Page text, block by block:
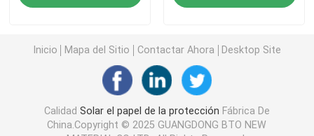
Papel coloreado Rolls
Papel reciclado de la cartulina
Inicio Mapa del Sitio Contactar Ahora Desktop Site
Calidad Solar el papel de la protección Fábrica De
China.Copyright © 2025 GUANGDONG BTO NEW